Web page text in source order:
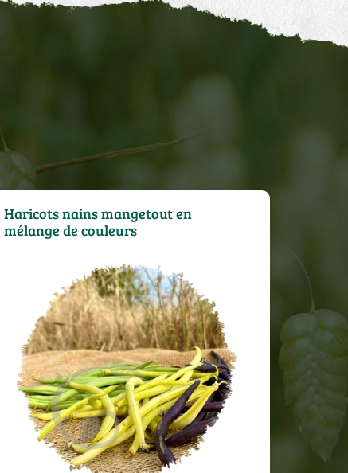
Haricots nains mangetout en
mélange de couleurs